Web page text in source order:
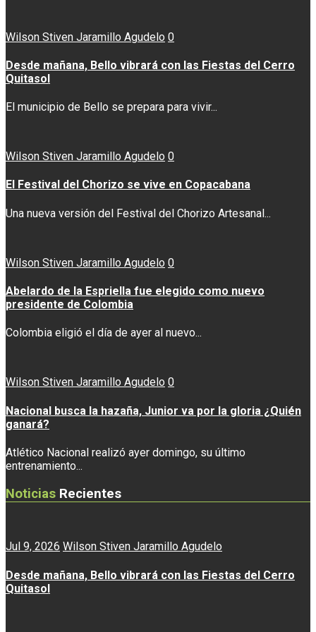
Wilson Stiven Jaramillo Agudelo 0
Desde mañana, Bello vibrará con las Fiestas del Cerro
Quitasol
El municipio de Bello se prepara para vivir...
Wilson Stiven Jaramillo Agudelo 0
El Festival del Chorizo se vive en Copacabana
Una nueva versión del Festival del Chorizo Artesanal...
Wilson Stiven Jaramillo Agudelo 0
Abelardo de la Espriella fue elegido como nuevo
presidente de Colombia
Colombia eligió el día de ayer al nuevo...
Wilson Stiven Jaramillo Agudelo 0
Nacional busca la hazaña, Junior va por la gloria ¿Quién
ganará?
Atlético Nacional realizó ayer domingo, su último
entrenamiento...
Noticias Recientes
Jul 9, 2026 Wilson Stiven Jaramillo Agudelo
Desde mañana, Bello vibrará con las Fiestas del Cerro
Quitasol